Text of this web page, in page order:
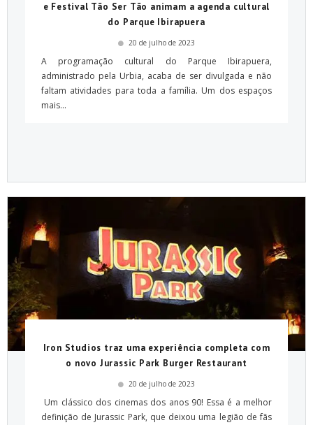
e Festival Tão Ser Tão animam a agenda cultural
do Parque Ibirapuera
20 de julho de 2023
A programação cultural do Parque Ibirapuera,
administrado pela Urbia, acaba de ser divulgada e não
faltam atividades para toda a família. Um dos espaços
mais...
Iron Studios traz uma experiência completa com
o novo Jurassic Park Burger Restaurant
20 de julho de 2023
Um clássico dos cinemas dos anos 90! Essa é a melhor
definição de Jurassic Park, que deixou uma legião de fãs